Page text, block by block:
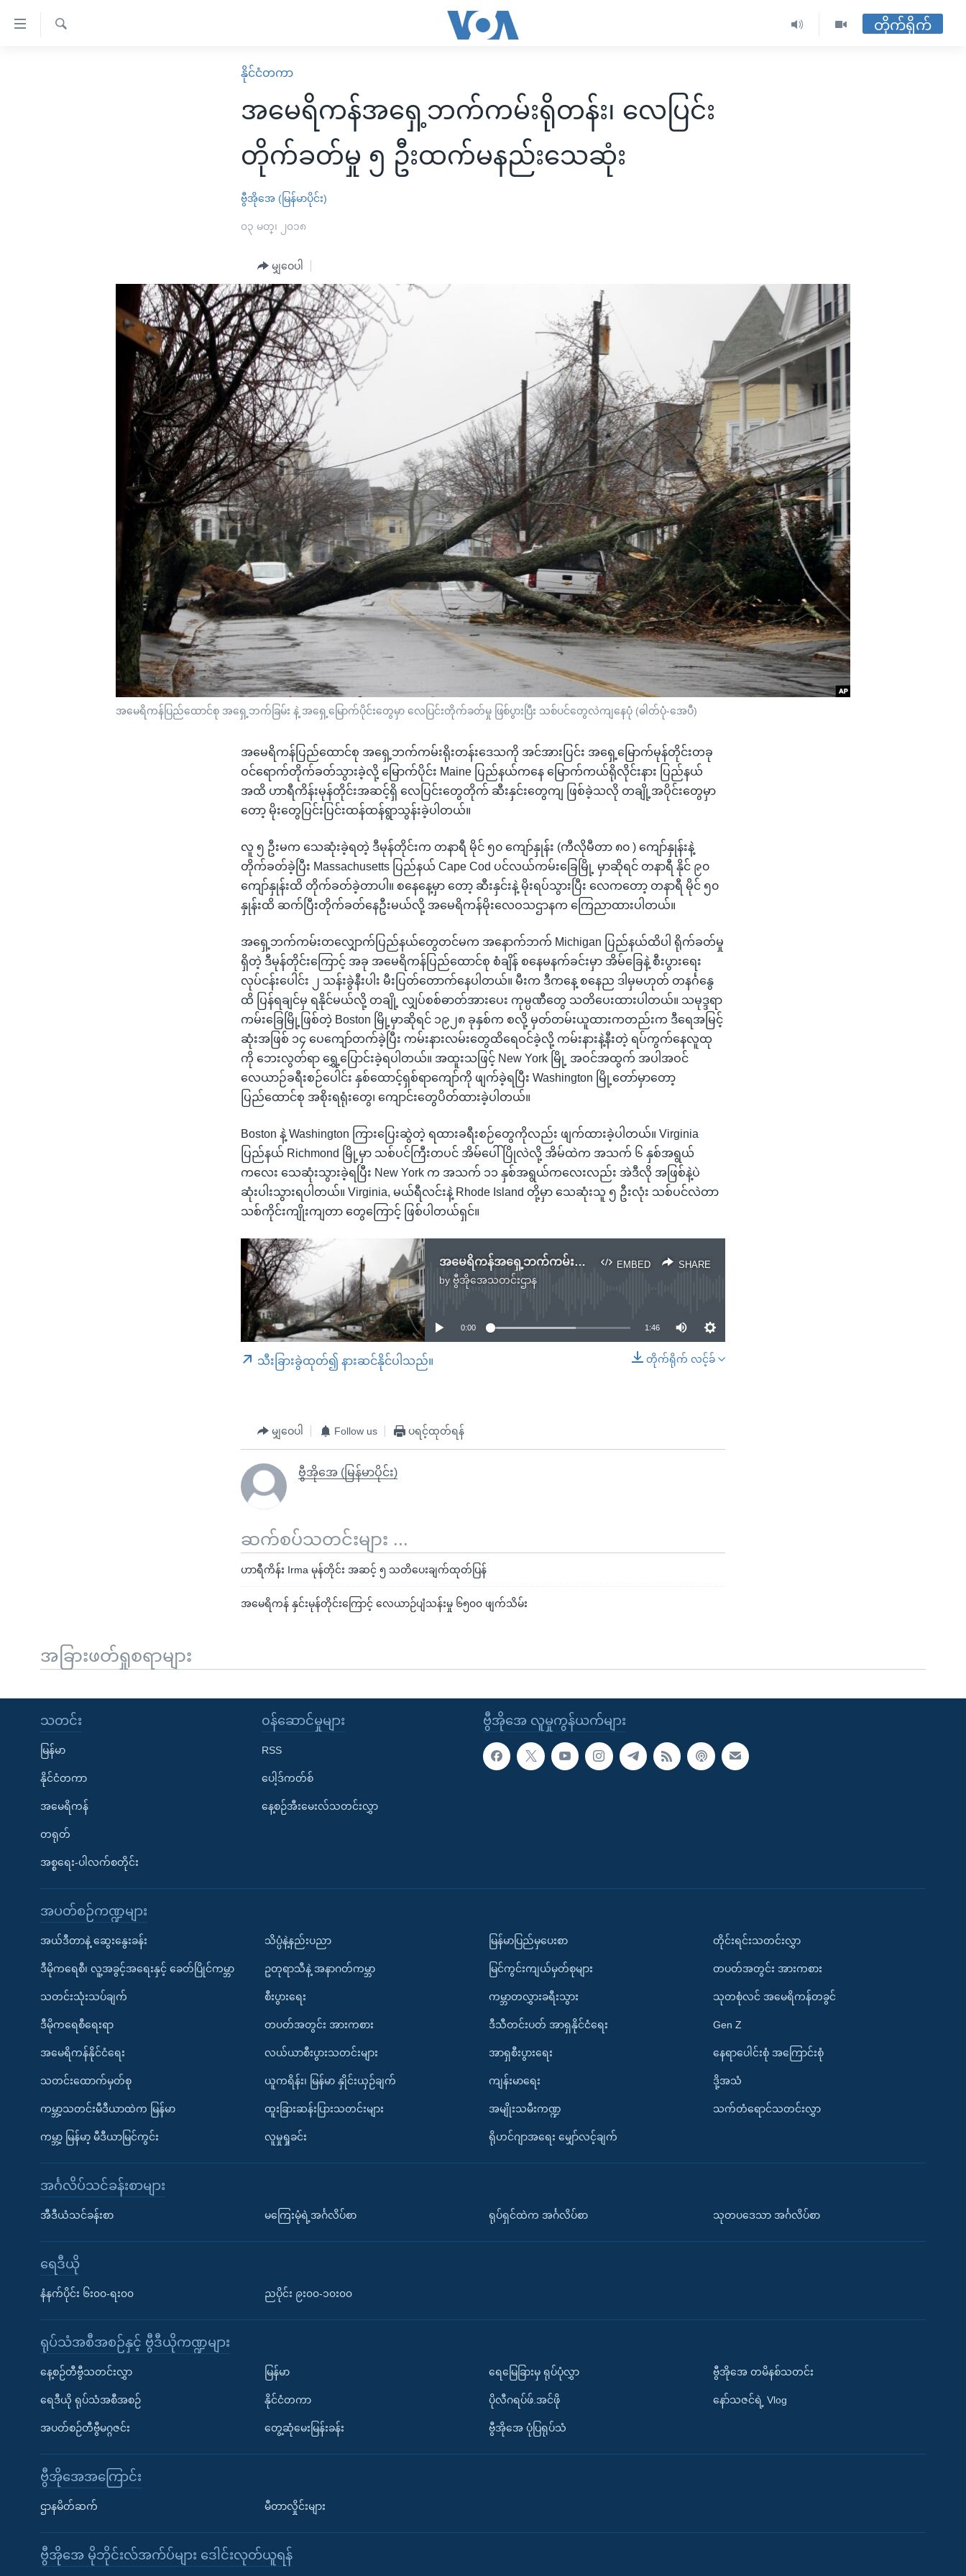
သုတပဒေသာ အင်္ဂလိပ်စာ
Learning English
ဗွီအိုအေ လူမှုကွန်ယက်များ
တိုက်ရိုက်
နိုင်ငံတကာ
အမေရိကန်အရှေ့ဘက်ကမ်းရိုတန်း၊ လေပြင်း
တိုက်ခတ်မှု ၅ ဦးထက်မနည်းသေဆုံး
ဗွီအိုအေ (မြန်မာပိုင်း)
၀၃ မတ္၊ ၂၀၁၈
မျှဝေပါ
အမေရိကန်ပြည်ထောင်စု အရှေ့ဘက်ခြမ်း နဲ့ အရှေ့မြောက်ပိုင်းတွေမှာ လေပြင်းတိုက်ခတ်မှု ဖြစ်ပွားပြီး သစ်ပင်တွေလဲကျနေပုံ (ဓါတ်ပုံ-အေပီ)
အမေရိကန်ပြည်ထောင်စု အရှေ့ဘက်ကမ်းရိုးတန်းဒေသကို အင်အားပြင်း အရှေ့မြောက်မုန်တိုင်းတခု
ဝင်ရောက်တိုက်ခတ်သွားခဲ့လို့ မြောက်ပိုင်း Maine ပြည်နယ်ကနေ မြောက်ကယ်ရိုလိုင်းနား ပြည်နယ်
အထိ ဟာရီကိန်းမုန်တိုင်းအဆင့်ရှိ လေပြင်းတွေတိုက် ဆီးနှင်းတွေကျ ဖြစ်ခဲ့သလို တချို့အပိုင်းတွေမှာ
တော့ မိုးတွေပြင်းပြင်းထန်ထန်ရွာသွန်းခဲ့ပါတယ်။
လူ ၅ ဦးမက သေဆုံးခဲ့ရတဲ့ ဒီမုန်တိုင်းက တနာရီ မိုင် ၅၀ ကျော်နှုန်း (ကီလိုမီတာ ၈၀ ) ကျော်နှုန်းနဲ့
တိုက်ခတ်ခဲ့ပြီး Massachusetts ပြည်နယ် Cape Cod ပင်လယ်ကမ်းခြေမြို့ မှာဆိုရင် တနာရီ နိုင် ၉၀
ကျော်နှုန်းထိ တိုက်ခတ်ခဲ့တာပါ။ စနေနေ့မှာ တော့ ဆီးနှင်းနဲ့ မိုးရပ်သွားပြီး လေကတော့ တနာရီ မိုင် ၅၀
နှုန်းထိ ဆက်ပြီးတိုက်ခတ်နေဦးမယ်လို့ အမေရိကန်မိုးလေဝသဌာနက ကြေညာထားပါတယ်။
အရှေ့ဘက်ကမ်းတလျှောက်ပြည်နယ်တွေတင်မက အနောက်ဘက် Michigan ပြည်နယ်ထိပါ ရိုက်ခတ်မှု
ရှိတဲ့ ဒီမုန်တိုင်းကြောင့် အခု အမေရိကန်ပြည်ထောင်စု စံချိန် စနေမနက်ခင်းမှာ အိမ်ခြေနဲ့ စီးပွားရေး
လုပ်ငန်းပေါင်း ၂ သန်းခွဲနီးပါး မီးပြတ်တောက်နေပါတယ်။ မီးက ဒီကနေ့ စနေည ဒါမှမဟုတ် တနင်္ဂနွေ
ထိ ပြန်ရချင်မှ ရနိုင်မယ်လို့ တချို့ လျှပ်စစ်ဓာတ်အားပေး ကုမ္ပဏီတွေ သတိပေးထားပါတယ်။ သမုဒ္ဒရာ
ကမ်းခြေမြို့ဖြစ်တဲ့ Boston မြို့မှာဆိုရင် ၁၉၂၈ ခုနှစ်က စလို့ မှတ်တမ်းယူထားကတည်းက ဒီရေအမြင့်
ဆုံးအဖြစ် ၁၄ ပေကျော်တက်ခဲ့ပြီး ကမ်းနားလမ်းတွေထိရေဝင်ခဲ့လို့ ကမ်းနားနဲ့နီးတဲ့ ရပ်ကွက်နေလူထု
ကို ဘေးလွတ်ရာ ရွှေ့ပြောင်းခဲ့ရပါတယ်။ အထူးသဖြင့် New York မြို့ အဝင်အထွက် အပါအဝင်
လေယာဉ်ခရီးစဉ်ပေါင်း နှစ်ထောင့်ရှစ်ရာကျော်ကို ဖျက်ခဲ့ရပြီး Washington မြို့တော်မှာတော့
ပြည်ထောင်စု အစိုးရရုံးတွေ၊ ကျောင်းတွေပိတ်ထားခဲ့ပါတယ်။
Boston နဲ့ Washington ကြားပြေးဆွဲတဲ့ ရထားခရီးစဉ်တွေကိုလည်း ဖျက်ထားခဲ့ပါတယ်။ Virginia
ပြည်နယ် Richmond မြို့မှာ သစ်ပင်ကြီးတပင် အိမ်ပေါ်ပြိုလဲလို့ အိမ်ထဲက အသက် ၆ နှစ်အရွယ်
ကလေး သေဆုံးသွားခဲ့ရပြီး New York က အသက် ၁၁ နှစ်အရွယ်ကလေးလည်း အဲဒီလို အဖြစ်နဲ့ပဲ
ဆုံးပါးသွားရပါတယ်။ Virginia, မယ်ရီလင်းနဲ့ Rhode Island တို့မှာ သေဆုံးသူ ၅ ဦးလုံး သစ်ပင်လဲတာ
သစ်ကိုင်းကျိုးကျတာ တွေကြောင့် ဖြစ်ပါတယ်ရှင်။
EMBED SHARE
အမေရိကန်အရှေ့ဘက်ကမ်းရိုတန်း၊ လေပြင်းတိုက်ခတ်မှု ၅ ဦးထက်မနည်းသေဆုံး
byဗွီအိုအေသတင်းဌာန
SHARE
No media source currently available
0:00 1:46
တိုက်ရိုက် လင့်ခ်
သီးခြားခွဲထုတ်၍ နားဆင်နိုင်ပါသည်။
မျှဝေပါ Follow us ပရင့်ထုတ်ရန်
ဗွီအိုအေ (မြန်မာပိုင်း)
ဆက်စပ်သတင်းများ ...
ဟာရီကိန်း Irma မုန်တိုင်း အဆင့် ၅ သတိပေးချက်ထုတ်ပြန်
အမေရိကန် နှင်းမုန်တိုင်းကြောင့် လေယာဉ်ပျံသန်းမှု ၆၅၀၀ ဖျက်သိမ်း
အခြားဖတ်ရှုစရာများ
ဗွီအိုအေ လူမှုကွန်ယက်များ
သတင်း
မြန်မာ
နိုင်ငံတကာ
အမေရိကန်
တရုတ်
အစ္စရေး-ပါလက်စတိုင်း
၀န်ဆောင်မှုများ
RSS
ပေါ့ဒ်ကတ်စ်
နေ့စဉ်အီးမေးလ်သတင်းလွှာ
အပတ်စဉ်ကဏ္ဍများ
အယ်ဒီတာနဲ့ ဆွေးနွေးခန်း
ဒီမိုကရေစီ၊ လူ့အခွင့်အရေးနှင့် ခေတ်ပြိုင်ကမ္ဘာ
သတင်းသုံးသပ်ချက်
ဒီမိုကရေစီရေးရာ
အမေရိကန်နိုင်ငံရေး
သတင်းထောက်မှတ်စု
ကမ္ဘာ့သတင်းမီဒီယာထဲက မြန်မာ
ကမ္ဘာ့ မြန်မာ့ မီဒီယာမြင်ကွင်း
သိပ္ပံနဲ့နည်းပညာ
ဥတုရာသီနဲ့ အနာဂတ်ကမ္ဘာ
စီးပွားရေး
တပတ်အတွင်း အားကစား
လယ်ယာစီးပွားသတင်းများ
ယူကရိန်း၊ မြန်မာ နှိုင်းယှဉ်ချက်
ထူးခြားဆန်းပြားသတင်းများ
လူမှုရှုခင်း
မြန်မာပြည်မှပေးစာ
မြင်ကွင်းကျယ်မှတ်စုများ
ကမ္ဘာတလွှားခရီးသွား
ဒီသီတင်းပတ် အာရှနိုင်ငံရေး
အာရှစီးပွားရေး
ကျန်းမာရေး
အမျိုးသမီးကဏ္ဍ
ရိုဟင်ဂျာအရေး မျှော်လင့်ချက်
တိုင်းရင်းသတင်းလွှာ
တပတ်အတွင်း အားကစား
သုတစုံလင် အမေရိကန်တခွင်
Gen Z
နေရာပေါင်းစုံ အကြောင်းစုံ
ဒို့အသံ
သက်တံရောင်သတင်းလွှာ
အင်္ဂလိပ်သင်ခန်းစာများ
အီဒီယံသင်ခန်းစာ မကြေးမုံရဲ့အင်္ဂလိပ်စာ ရုပ်ရှင်ထဲက အင်္ဂလိပ်စာ သုတပဒေသာ အင်္ဂလိပ်စာ
ရေဒီယို
နံနက်ပိုင်း ၆း၀၀-ရး၀၀ ညပိုင်း ၉း၀၀-၁၀း၀၀
ရုပ်သံအစီအစဉ်နှင့် ဗွီဒီယိုကဏ္ဍများ
နေ့စဉ်တီဗွီသတင်းလွှာ
ရေဒီယို ရုပ်သံအစီအစဉ်
အပတ်စဉ်တီဗွီမဂ္ဂဇင်း
မြန်မာ
နိုင်ငံတကာ
တွေ့ဆုံမေးမြန်းခန်း
ရေမြေခြားမှ ရုပ်ပုံလွှာ
ပိုလီဂရပ်ဖ်.အင်ဖို
ဗွီအိုအေ ပုံပြရုပ်သံ
ဗွီအိုအေ တမိနစ်သတင်း
နော်သဇင်ရဲ့ Vlog
ဗွီအိုအေအကြောင်း
ဌာနမိတ်ဆက် မီတာလှိုင်းများ
ဗွီအိုအေ မိုဘိုင်းလ်အက်ပ်များ ဒေါင်းလုတ်ယူရန်